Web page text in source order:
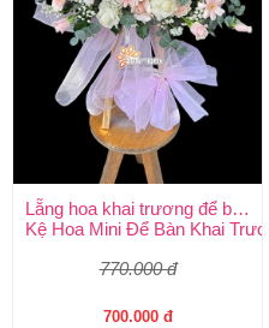
Lẵng hoa khai trương để bàn
Kệ Hoa Mini Để Bàn Khai
770.000 đ
700.000 đ